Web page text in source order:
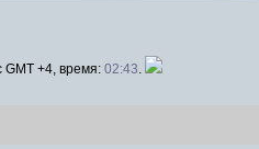
+4, время: 02:43